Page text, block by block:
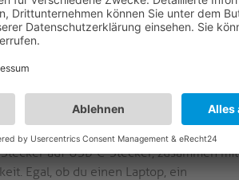
100W kann dieses Kabel deine Geräte
und einsatzbereit bleiben.
Abschirmung dieses Kabels
Genießen Sie eine klare und
zuverlässigen Kabel.
auf USB-C-Stecker, zusammen mit
Egal, ob du einen Laptop, ein